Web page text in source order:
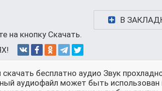
В
на кнопку Скачать.
бесплатно аудио Звук
аудиофайл может быть использован